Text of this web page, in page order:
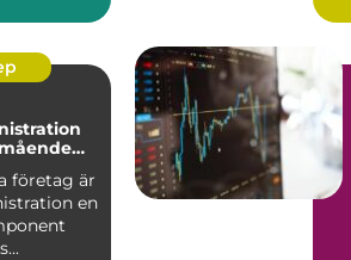
företag är
en